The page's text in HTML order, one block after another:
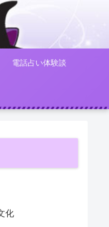
電話占い体験談
化